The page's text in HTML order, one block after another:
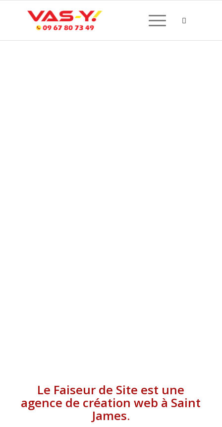
Le Faiseur de Site est une
agence de création web à Saint
James.